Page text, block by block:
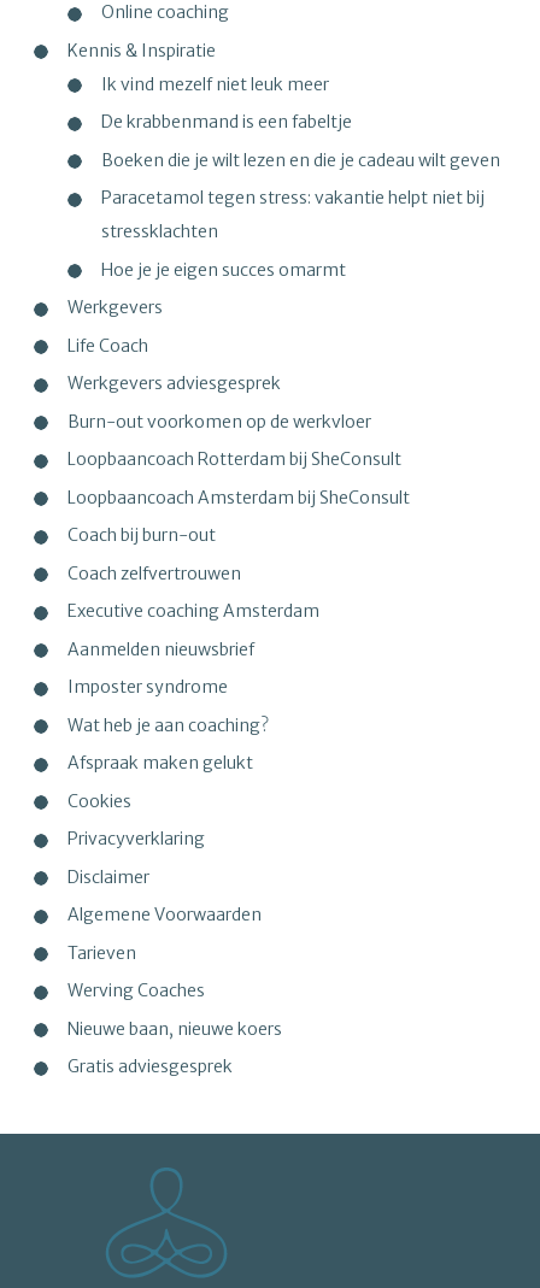
Online coaching
Kennis & Inspiratie
Ik vind mezelf niet leuk meer
De krabbenmand is een fabeltje
Boeken die je wilt lezen en die je cadeau wilt geven
Paracetamol tegen stress: vakantie helpt niet bij
stressklachten
Hoe je je eigen succes omarmt
Werkgevers
Life Coach
Werkgevers adviesgesprek
Burn-out voorkomen op de werkvloer
Loopbaancoach Rotterdam bij SheConsult
Loopbaancoach Amsterdam bij SheConsult
Coach bij burn-out
Coach zelfvertrouwen
Executive coaching Amsterdam
Aanmelden nieuwsbrief
Imposter syndrome
Wat heb je aan coaching?
Afspraak maken gelukt
Cookies
Privacyverklaring
Disclaimer
Algemene Voorwaarden
Tarieven
Werving Coaches
Nieuwe baan, nieuwe koers
Gratis adviesgesprek